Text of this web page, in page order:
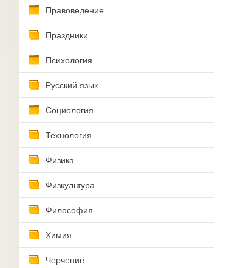
Правоведение
Праздники
Психология
Русский язык
Социология
Технология
Физика
Физкультура
Философия
Химия
Черчение